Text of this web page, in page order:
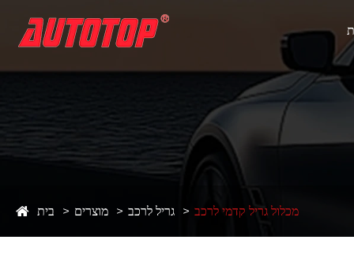
בית מוצרים גריל לרכב מכלול גריל קדמי לרכב